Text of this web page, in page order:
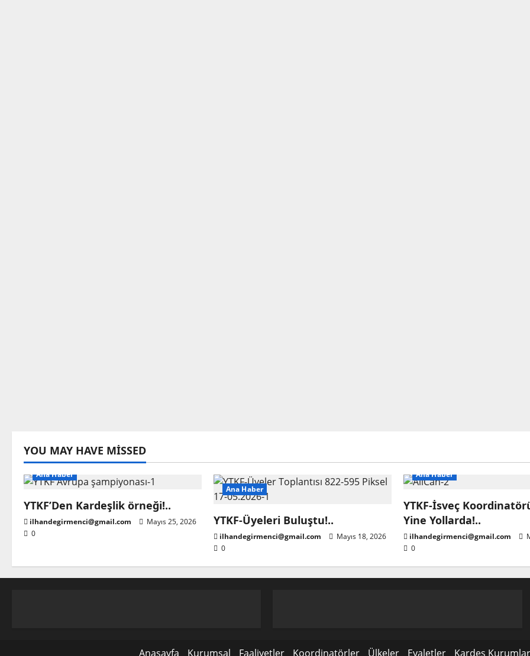
YOU MAY HAVE MISSED
Ana Haber
YTKF’Den Kardeşlik örneği!..
ilhandegirmenci@gmail.com
Mayıs 25, 2026
0
Ana Haber
YTKF-Üyeleri Buluştu!..
ilhandegirmenci@gmail.com
Mayıs 18, 2026
0
Ana Haber
YTKF-İsveç
Yine Yollarda!..
ilhandegirmenci@gmail.com
0
Anasayfa Kurumsal Faaliyetler Koordinatörler Ülkeler Eyaletler Kardeş Kurumlar